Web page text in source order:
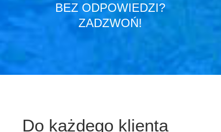
BEZ ODPOWIEDZI?
ZADZWOŃ!
Do każdego klienta